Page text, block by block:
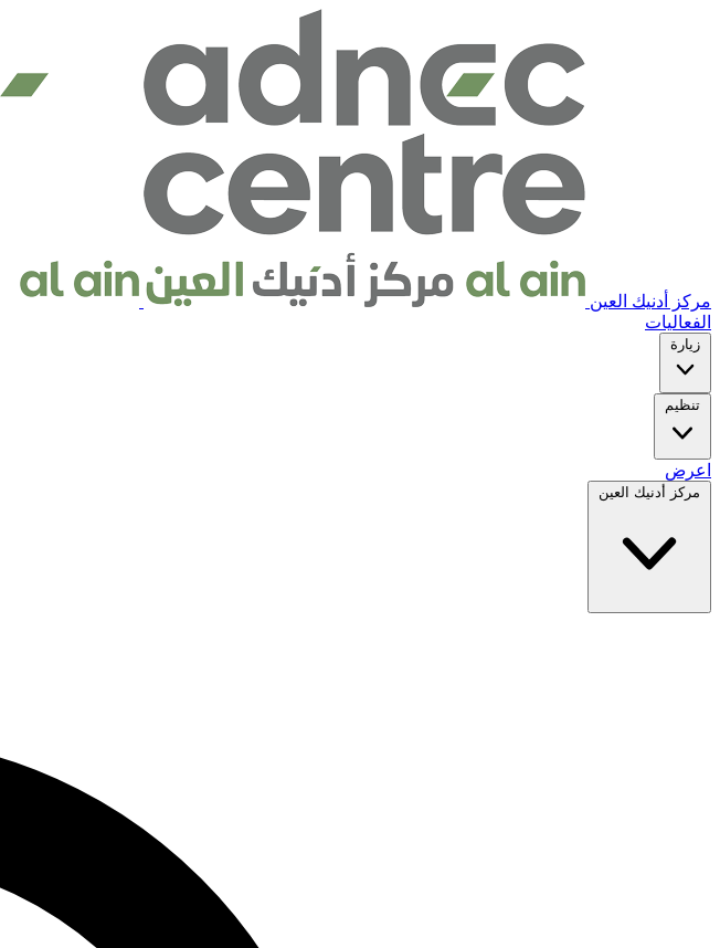
مركز أدنيك العين
الفعاليات
زيارة
تنظيم
اعرض
مركز أدنيك العين